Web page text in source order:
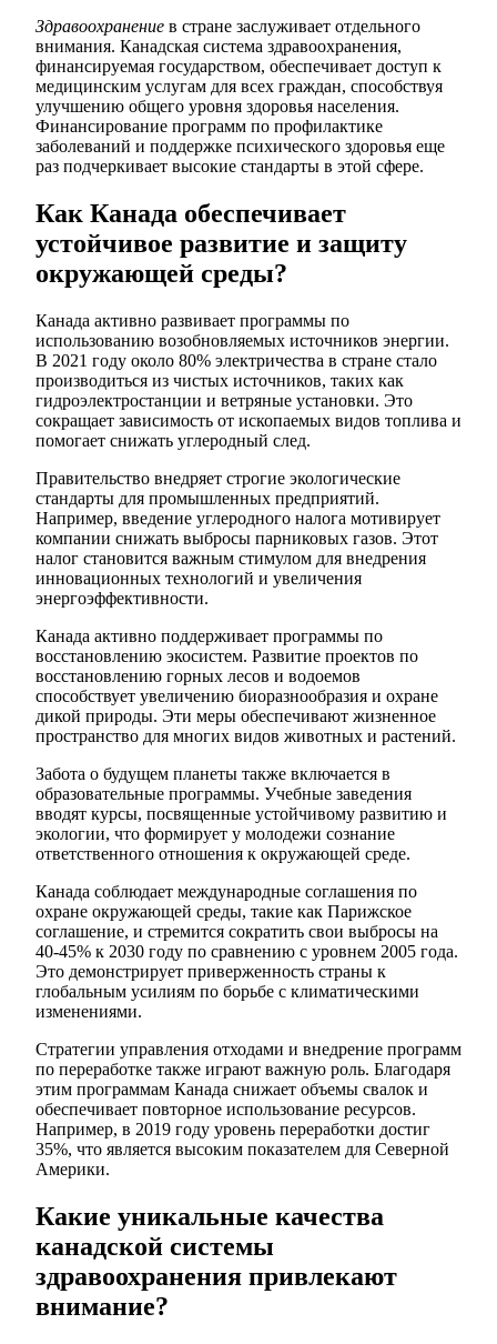
Здравоохранение в стране заслуживает отдельного
внимания. Канадская система здравоохранения,
финансируемая государством, обеспечивает доступ к
медицинским услугам для всех граждан, способствуя
улучшению общего уровня здоровья населения.
Финансирование программ по профилактике
заболеваний и поддержке психического здоровья еще
раз подчеркивает высокие стандарты в этой сфере.
Как Канада обеспечивает
устойчивое развитие и защиту
окружающей среды?
Канада активно развивает программы по
использованию возобновляемых источников энергии.
В 2021 году около 80% электричества в стране стало
производиться из чистых источников, таких как
гидроэлектростанции и ветряные установки. Это
сокращает зависимость от ископаемых видов топлива и
помогает снижать углеродный след.
Правительство внедряет строгие экологические
стандарты для промышленных предприятий.
Например, введение углеродного налога мотивирует
компании снижать выбросы парниковых газов. Этот
налог становится важным стимулом для внедрения
инновационных технологий и увеличения
энергоэффективности.
Канада активно поддерживает программы по
восстановлению экосистем. Развитие проектов по
восстановлению горных лесов и водоемов
способствует увеличению биоразнообразия и охране
дикой природы. Эти меры обеспечивают жизненное
пространство для многих видов животных и растений.
Забота о будущем планеты также включается в
образовательные программы. Учебные заведения
вводят курсы, посвященные устойчивому развитию и
экологии, что формирует у молодежи сознание
ответственного отношения к окружающей среде.
Канада соблюдает международные соглашения по
охране окружающей среды, такие как Парижское
соглашение, и стремится сократить свои выбросы на
40-45% к 2030 году по сравнению с уровнем 2005 года.
Это демонстрирует приверженность страны к
глобальным усилиям по борьбе с климатическими
изменениями.
Стратегии управления отходами и внедрение программ
по переработке также играют важную роль. Благодаря
этим программам Канада снижает объемы свалок и
обеспечивает повторное использование ресурсов.
Например, в 2019 году уровень переработки достиг
35%, что является высоким показателем для Северной
Америки.
Какие уникальные качества
канадской системы
здравоохранения привлекают
внимание?